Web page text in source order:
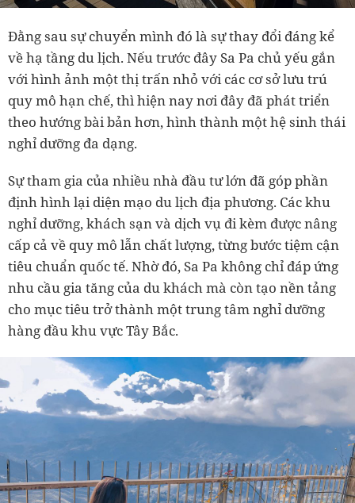
Đằng sau sự chuyển mình đó là sự thay đổi đáng kể
về hạ tầng du lịch. Nếu trước đây Sa Pa chủ yếu gắn
với hình ảnh một thị trấn nhỏ với các cơ sở lưu trú
quy mô hạn chế, thì hiện nay nơi đây đã phát triển
theo hướng bài bản hơn, hình thành một hệ sinh thái
nghỉ dưỡng đa dạng.
Sự tham gia của nhiều nhà đầu tư lớn đã góp phần
định hình lại diện mạo du lịch địa phương. Các khu
nghỉ dưỡng, khách sạn và dịch vụ đi kèm được nâng
cấp cả về quy mô lẫn chất lượng, từng bước tiệm cận
tiêu chuẩn quốc tế. Nhờ đó, Sa Pa không chỉ đáp ứng
nhu cầu gia tăng của du khách mà còn tạo nền tảng
cho mục tiêu trở thành một trung tâm nghỉ dưỡng
hàng đầu khu vực Tây Bắc.